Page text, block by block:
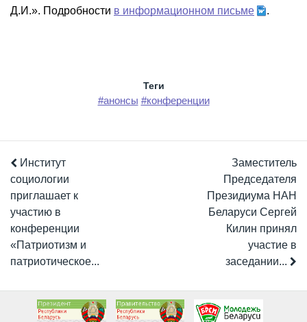
Д.И.». Подробности в информационном письме .
Теги
#анонсы #конференции
Институт
социологии
приглашает к
участию в
конференции
«Патриотизм и
патриотическое...
Заместитель
Председателя
Президиума НАН
Беларуси Сергей
Килин принял
участие в
заседании...